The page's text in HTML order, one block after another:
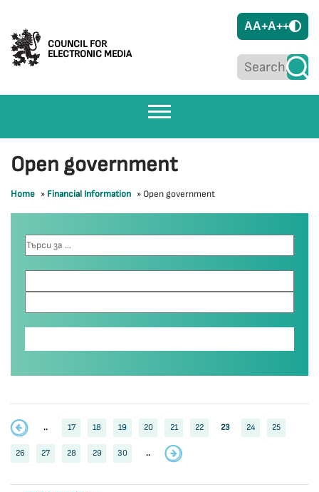
COUNCIL FOR
ELECTRONIC MEDIA
AA+A++
Open government
Home » Financial Information » Open government
.. 17 18 19 20 21 22 23 24 25
26 27 28 29 30 ..